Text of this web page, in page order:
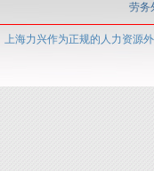
劳务
上海力兴作为正规的人力资源